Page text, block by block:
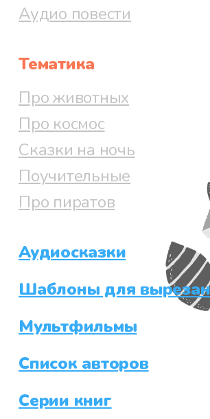
Аудио повести
Тематика
Про животных
Про космос
Сказки на ночь
Поучительные
Про пиратов
Аудиосказки
Шаблоны для
Мультфильмы
Список авторов
Серии книг